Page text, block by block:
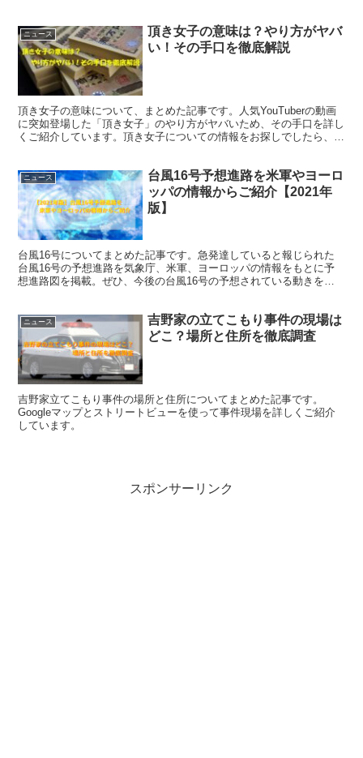
ニュース
頂き女子の意味は？やり方がヤバ
い！その手口を徹底解説
頂き女子の意味について、まとめた記事です。人気YouTuberの動画
に突如登場した「頂き女子」のやり方がヤバいため、その手口を詳し
くご紹介しています。頂き女子についての情報をお探しでしたら、ぜ
ニュース
台風16号予想進路を米軍やヨーロ
ッパの情報からご紹介【2021年
版】
台風16号についてまとめた記事です。急発達していると報じられた
台風16号の予想進路を気象庁、米軍、ヨーロッパの情報をもとに予
想進路図を掲載。ぜひ、今後の台風16号の予想されている動きをご
ニュース
吉野家の立てこもり事件の現場は
どこ？場所と住所を徹底調査
吉野家立てこもり事件の場所と住所についてまとめた記事です。
Googleマップとストリートビューを使って事件現場を詳しくご紹介
しています。
スポンサーリンク